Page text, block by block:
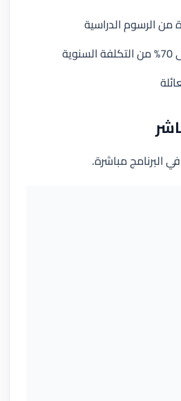
من الرسوم الدراسية
البرنامج مباشرة.